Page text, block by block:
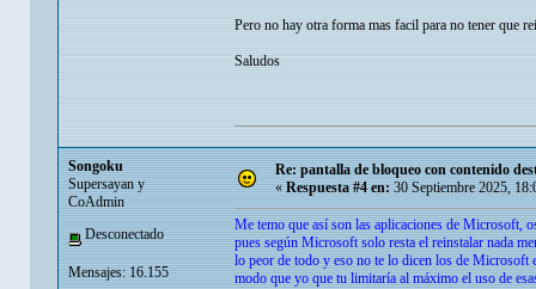
Pero no hay otra forma mas facil para no tener que
Saludos
Songoku
Supersayan y
CoAdmin
Desconectado
Mensajes: 16.155
Re: pantalla de bloqueo con contenido
«Respuesta #4 en:30 Septiembre 2025,
Me temo que así son las aplicaciones de Microsoft,
pues según Microsoft solo resta el reinstalar nada
lo peor de todo y eso no te lo dicen los de
modo que yo que tu limitaría al máximo el uso de